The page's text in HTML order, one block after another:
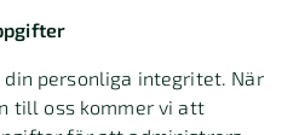
din personliga integritet. När
till oss kommer vi att